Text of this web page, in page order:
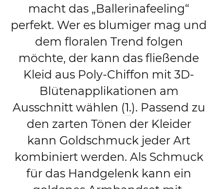
macht das „Ballerinafeeling“
perfekt. Wer es blumiger mag und
dem floralen Trend folgen
möchte, der kann das fließende
Kleid aus Poly-Chiffon mit 3D-
Blütenapplikationen am
Ausschnitt wählen (1.). Passend zu
den zarten Tönen der Kleider
kann Goldschmuck jeder Art
kombiniert werden. Als Schmuck
für das Handgelenk kann ein